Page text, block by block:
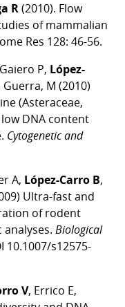
R(2010). Flow
of mammalian
Res 128: 46-56.
P, López-
Guerra, M (2010)
(Asteraceae,
DNA content
Cytogenetic and
A, López-Carro B,
Ultra-fast and
of rodent
Biological
10.1007/s12575-
V, Errico E,